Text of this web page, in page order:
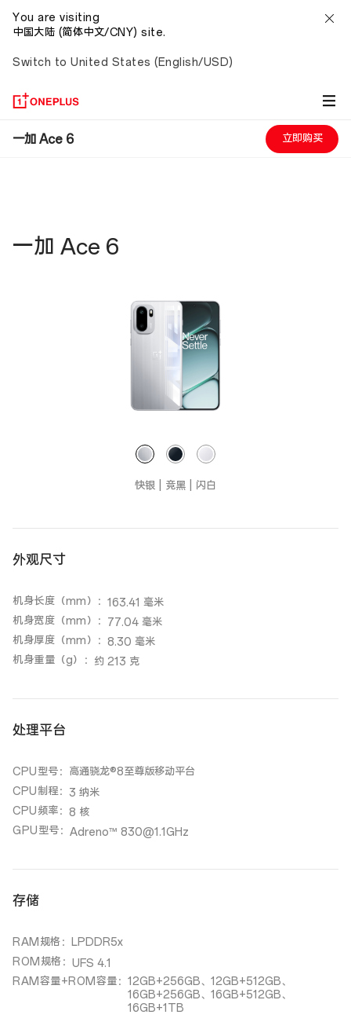
FAQ
You are visiting
中国大陆 (简体中文/CNY) site.
Switch to United States (English/USD)
一加 Ace 6 立即购买
一加 Ace 6
快银 | 竞黑 | 闪白
外观尺寸
机身长度（mm） ： 163.41 毫米
机身宽度（mm） ： 77.04 毫米
机身厚度（mm） ： 8.30 毫米
机身重量（g）
： 约 213 克
处理平台
CPU型号： 高通骁龙®8至尊版移动平台
CPU制程： 3 纳米
CPU频率： 8 核
GPU型号： Adreno™ 830@1.1GHz
存储
RAM规格：
LPDDR5x
ROM规格： UFS 4.1
RAM容量+ROM容量： 12GB+256GB、12GB+512GB、
16GB+256GB、16GB+512GB、
16GB+1TB